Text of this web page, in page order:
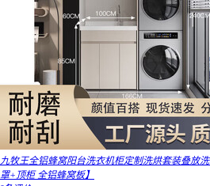
九牧王全铝蜂窝阳台洗衣机柜定制洗烘套装叠放
罩+顶柜 全铝蜂窝板】